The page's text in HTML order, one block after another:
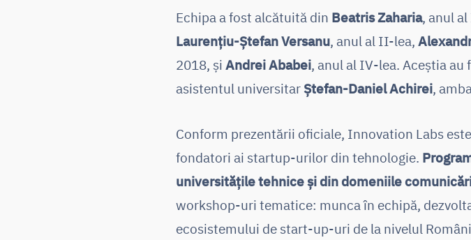
Echipa a fost alcătuită din Beatris Zaharia, anul
Laurențiu-Ștefan Versanu, anul al II-lea,
2018, și Andrei Ababei, anul al IV-lea. Aceștia
asistentul universitarȘtefan-Daniel Achirei,
Conform prezentării oficiale, Innovation Labs
fondatori ai startup-urilor din tehnologie.
universitățile tehnice și din domeniile
workshop-uri tematice: munca în echipă,
ecosistemului de start-up-uri de la nivelul